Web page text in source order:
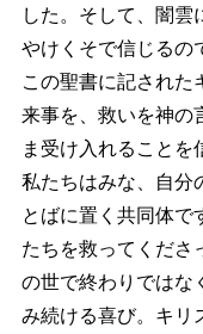
した。そして、闇雲
やけくそで信じるの
この聖書に記された
来事を、救いを神の
ま受け入れることを
私たちはみな、自分
とばに置く共同体で
たちを救ってくださ
の世で終わりではな
み続ける喜び。キリ